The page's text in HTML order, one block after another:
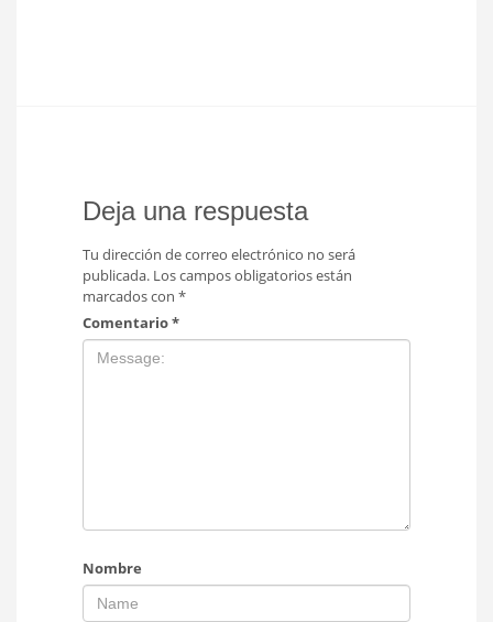
Deja una respuesta
Tu dirección de correo electrónico no será
publicada. Los campos obligatorios están
marcados con *
Comentario*
Nombre